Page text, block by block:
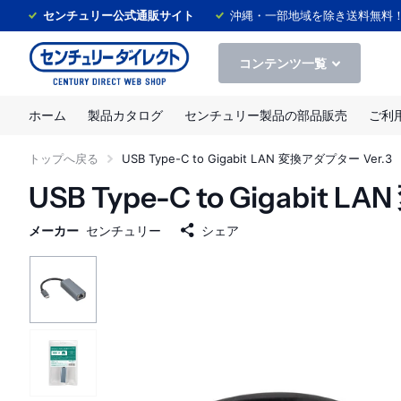
センチュリー公式通販サイト 沖縄・一部地域を除き送料無料
コンテンツ一覧
ホーム 製品カタログ センチュリー製品の部品販売 ご利
トップへ戻る USB Type-C to Gigabit LAN 変換アダプター Ver.3
USB Type-C to Gigabit
メーカー センチュリー シェア